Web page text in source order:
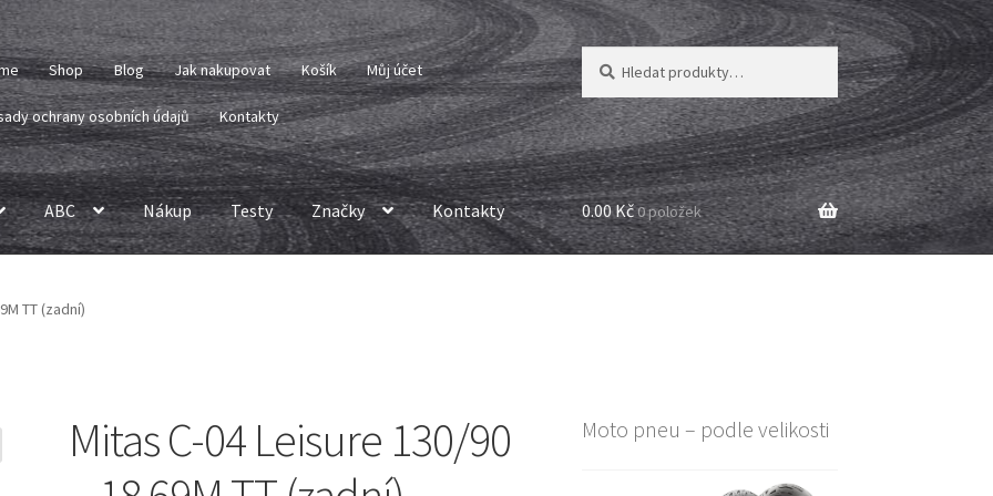
Shop Blog Jak nakupovat Košík Můj účet
ochrany osobních údajů Kontakty
Hledat:
Hledat
ABC Nákup Testy Značky Kontakty 0.00 Kč0 položek
TT (zadní)
Mitas C-04 Leisure 130/90
Moto pneu – podle velikosti